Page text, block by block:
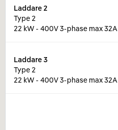
Laddare2
Type 2
22 kW - 400V 3-phase max 32A
Laddare3
Type 2
22 kW - 400V 3-phase max 32A